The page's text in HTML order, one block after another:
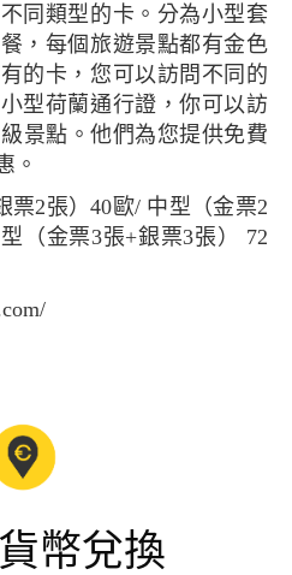
同類型的卡。分為小型套
，每個旅遊景點都有金色
的卡，您可以訪問不同的
型荷蘭通行證，你可以訪
景點。他們為您提供免費
。
票2張）40歐/ 中型（金票2
（金票3張+銀票3張） 72
貨幣兌換